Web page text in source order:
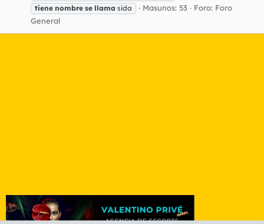
tiene nombre se llama sida Masunos: 53 Foro: Foro
General